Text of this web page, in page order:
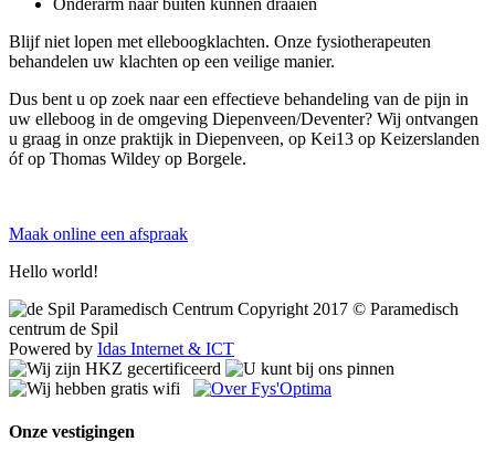
Onderarm naar buiten kunnen draaien
Blijf niet lopen met elleboogklachten. Onze fysiotherapeuten
behandelen uw klachten op een veilige manier.
Dus bent u op zoek naar een effectieve behandeling van de pijn in
uw elleboog in de omgeving Diepenveen/Deventer? Wij ontvangen
u graag in onze praktijk in Diepenveen, op Kei13 op Keizerslanden
óf op Thomas Wildey op Borgele.
Maak online een afspraak
Hello world!
Copyright 2017 © Paramedisch
centrum de Spil
Powered by Idas Internet & ICT
Onze vestigingen